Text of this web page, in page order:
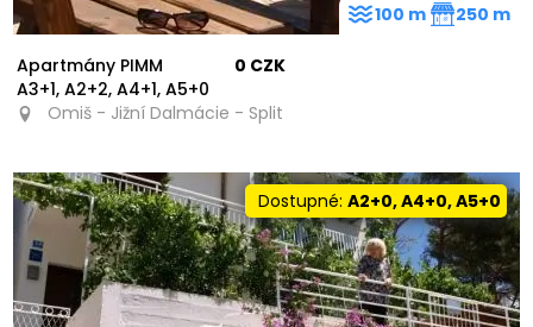
Apartmány PIMM
A3+1, A2+2, A4+1, A5+0
0 CZK
Omiš - Jižní Dalmácie - Split
100 m 250 m
Dostupné:A2+0, A4+0, A5+0